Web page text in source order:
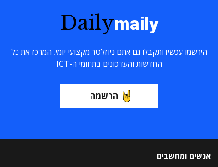
Dailymaily
הירשמו עכשיו ותקבלו גם אתם ניוזלטר מקצועי יומי, המרכז את כל
החדשות והעדכונים בתחומי ה-ICT
הרשמה
אנשים ומחשבים